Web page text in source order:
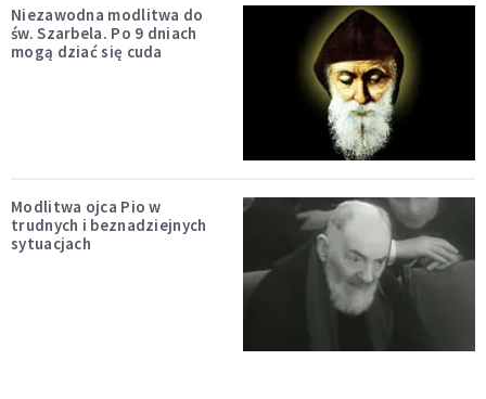
Niezawodna modlitwa do
św. Szarbela. Po 9 dniach
mogą dziać się cuda
Modlitwa ojca Pio w
trudnych i beznadziejnych
sytuacjach